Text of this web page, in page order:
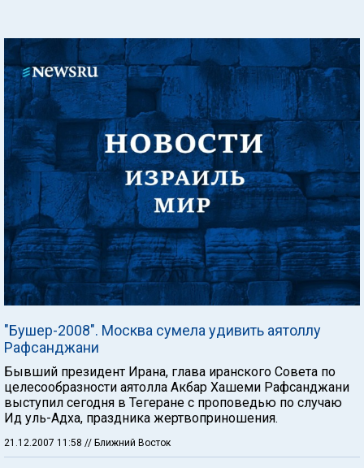
"Бушер-2008". Москва сумела удивить аятоллу
Рафсанджани
Бывший президент Ирана, глава иранского Совета по
целесообразности аятолла Акбар Хашеми Рафсанджани
выступил сегодня в Тегеране с проповедью по случаю
Ид уль-Адха, праздника жертвоприношения.
21.12.2007 11:58 // Ближний Восток